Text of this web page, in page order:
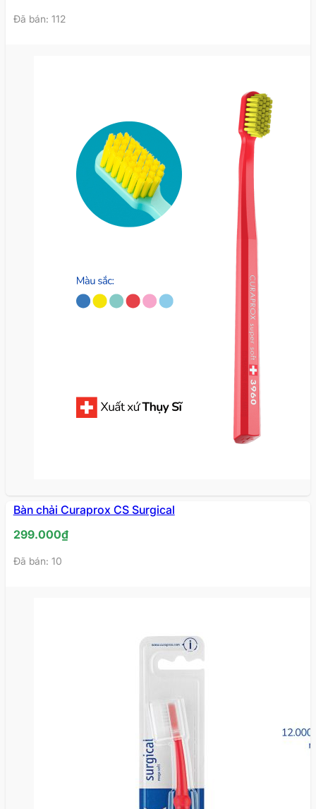
Đã bán: 112
Bàn chải Curaprox CS Surgical
299.000₫
Đã bán: 10